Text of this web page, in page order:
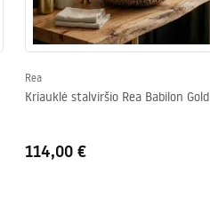
Rea
Kriauklė stalviršio Rea Babilon Gold
114,00 €